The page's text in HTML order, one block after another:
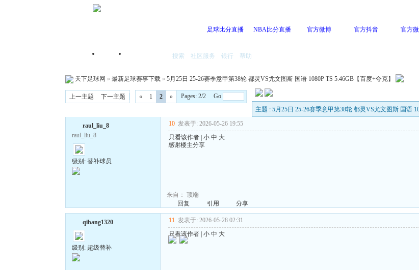
足球比分直播 NBA比分直播 官方微博 官方抖音 官方
首页 搜索 社区服务 银行 帮助
天下足球网 » 最新足球赛事下载 » 5月25日 25-26赛季意甲第38轮 都灵VS尤文图斯 国语 1080P TS 5.46GB【百度+夸克】
上一主题 下一主题 « 1 2 »
Pages: 2/2 Go
主题 : 5月25日 25-26赛季意甲第38轮 都灵VS尤文图斯 国语
raul_liu_8
raul_liu_8
级别: 替补球员
10 发表于: 2026-05-26 19:55
只看该作者| 小 中 大
感谢楼主分享
来自： 顶端
回复
引用 分享
qihang1320
级别: 超级替补
11 发表于: 2026-05-28 02:31
只看该作者| 小 中 大